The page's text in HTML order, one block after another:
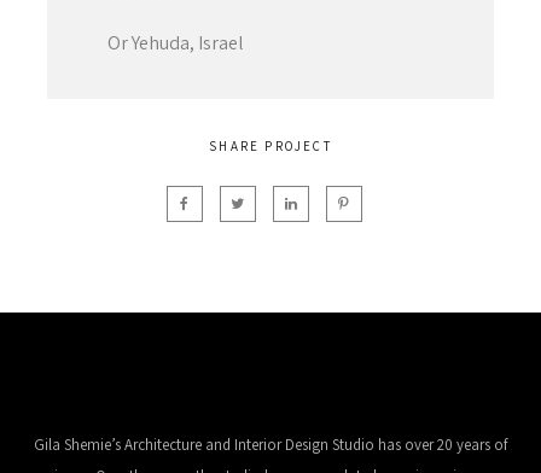
Or Yehuda, Israel
SHARE PROJECT
Gila Shemie’s Architecture and Interior Design Studio has over 20 years of